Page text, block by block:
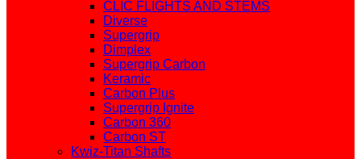
CLIC FLIGHTS AND STEMS
Diverse
Supergrip
Dimplex
Supergrip Carbon
Keramic
Carbon Plus
Supergrip Ignite
Carbon 360
Carbon ST
Kwiz-Titan Shafts